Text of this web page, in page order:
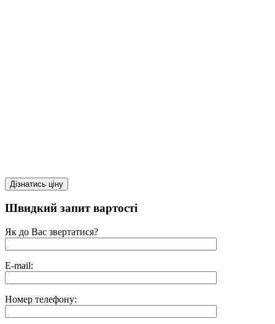
Швидкий запит вартості
Як до Вас звертатися?
E-mail:
Номер телефону: